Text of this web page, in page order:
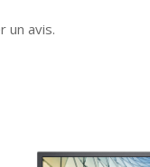
un avis.